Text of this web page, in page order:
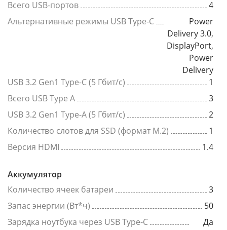
Всего USB-портов
4
Альтернативные режимы USB Type-C
Power
Delivery 3.0,
DisplayPort,
Power
Delivery
USB 3.2 Gen1 Type-C (5 Гбит/с)
1
Всего USB Type A
3
USB 3.2 Gen1 Type-A (5 Гбит/с)
2
Количество слотов для SSD (формат M.2)
1
Версия HDMI
1.4
Аккумулятор
Количество ячеек батареи
3
Запас энергии (Вт*ч)
50
Зарядка ноутбука через USB Type-C
Да